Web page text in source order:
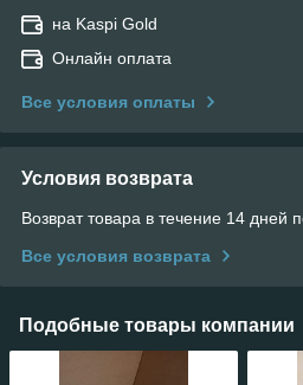
на Kaspi Gold
Онлайн оплата
Все условия оплаты
Условия возврата
Возврат товара в течение 14 дней
Все условия возврата
Подобные товары компании